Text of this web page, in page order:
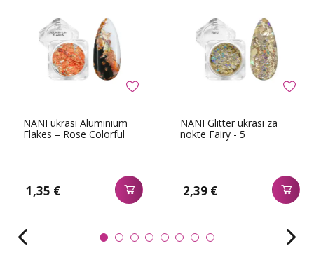
NANI ukrasi Aluminium
Flakes – Rose Colorful
1,35 €
NANI Glitter ukrasi za
nokte Fairy - 5
2,39 €